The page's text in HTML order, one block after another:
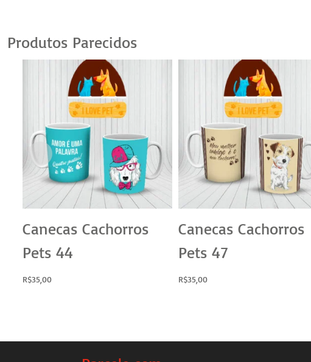
Produtos Parecidos
Canecas Cachorros
Pets 44
R$35,00
Canecas Cachorros
Pets 47
R$35,00